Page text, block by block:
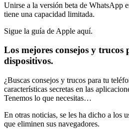
Unirse a la versión beta de WhatsApp
tiene una capacidad limitada.
Sigue la guía de Apple aquí.
Los mejores consejos y trucos
dispositivos.
¿Buscas consejos y trucos para tu
características secretas en las
Tenemos lo que necesitas…
En otras noticias, se les ha dicho a los
que eliminen sus navegadores.